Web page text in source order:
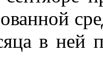
в ней